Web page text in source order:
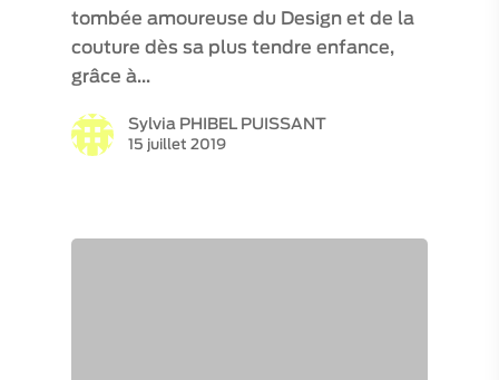
tombée amoureuse du Design et de la
couture dès sa plus tendre enfance,
grâce à…
Sylvia PHIBEL PUISSANT
15 juillet 2019